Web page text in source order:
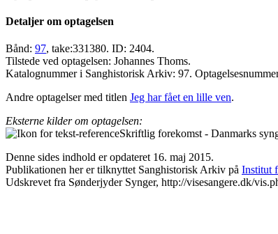
Detaljer om optagelsen
Bånd: 97, take:331380. ID: 2404.
Tilstede ved optagelsen: Johannes Thoms.
Katalognummer i Sanghistorisk Arkiv: 97.
Andre optagelser med titlen Jeg har fået en lille ven.
Eksterne kilder om optagelsen:
Skriftlig forekomst - Danmarks
Denne sides indhold er opdateret 16. maj 2015.
Publikationen her er tilknyttet Sanghistorisk Arkiv på Institut
Udskrevet fra Sønderjyder Synger, http://visesangere.dk/